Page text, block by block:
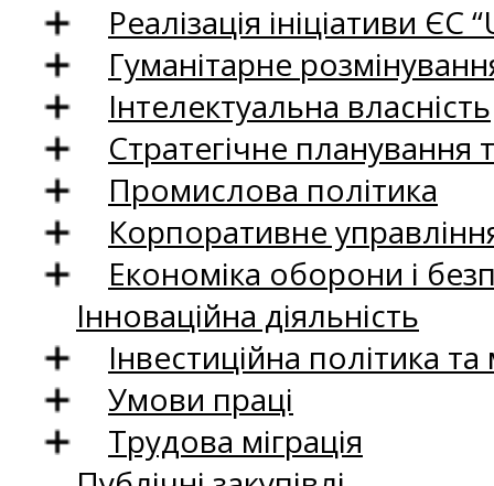
Реалізація ініціативи ЄС
Гуманітарне
Інтелектуальна власність
Стратегічне
Промислова політика
Корпоративне
Економіка оборони і
Інноваційна діяльність
Інвестиційна політика
Умови праці
Трудова міграція